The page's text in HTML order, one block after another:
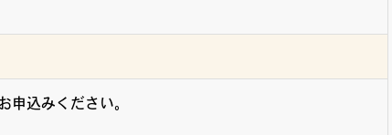
申込みください。